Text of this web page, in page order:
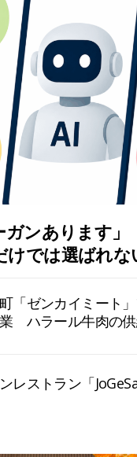
ガンあります」
けでは選ばれな
「ゼンカイミート
ハラール牛肉の
レストラン「